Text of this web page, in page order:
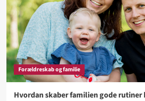
for
familien
Forældreskab og familie
Hvordan skaber familien gode rutiner